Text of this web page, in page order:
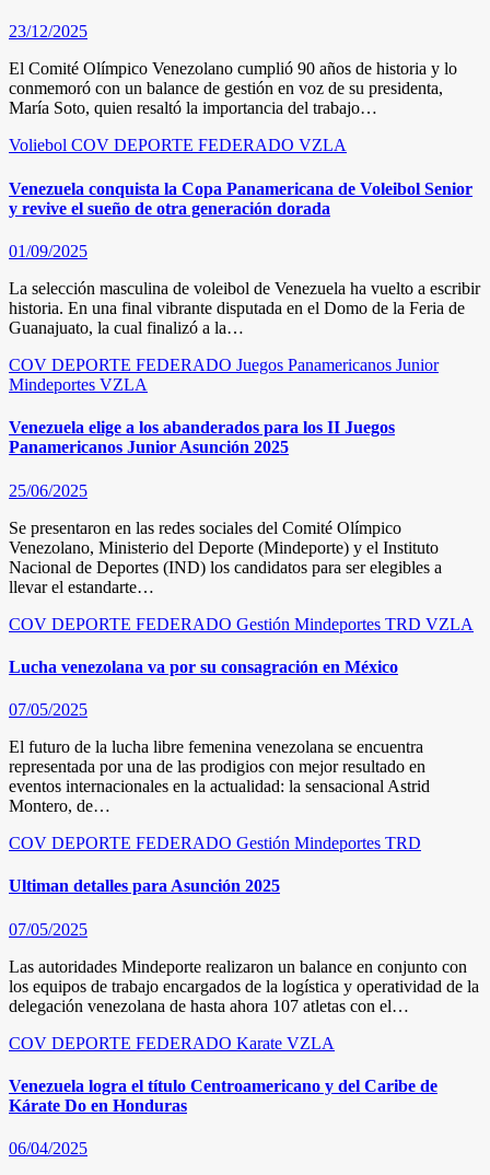
23/12/2025
El Comité Olímpico Venezolano cumplió 90 años de historia y lo
conmemoró con un balance de gestión en voz de su presidenta,
María Soto, quien resaltó la importancia del trabajo…
Voliebol COV DEPORTE FEDERADO VZLA
Venezuela conquista la Copa Panamericana de Voleibol Senior
y revive el sueño de otra generación dorada
01/09/2025
La selección masculina de voleibol de Venezuela ha vuelto a escribir
historia. En una final vibrante disputada en el Domo de la Feria de
Guanajuato, la cual finalizó a la…
COV DEPORTE FEDERADO Juegos Panamericanos Junior
Mindeportes VZLA
Venezuela elige a los abanderados para los II Juegos
Panamericanos Junior Asunción 2025
25/06/2025
Se presentaron en las redes sociales del Comité Olímpico
Venezolano, Ministerio del Deporte (Mindeporte) y el Instituto
Nacional de Deportes (IND) los candidatos para ser elegibles a
llevar el estandarte…
COV DEPORTE FEDERADO Gestión Mindeportes TRD VZLA
Lucha venezolana va por su consagración en México
07/05/2025
El futuro de la lucha libre femenina venezolana se encuentra
representada por una de las prodigios con mejor resultado en
eventos internacionales en la actualidad: la sensacional Astrid
Montero, de…
COV DEPORTE FEDERADO Gestión Mindeportes TRD
Ultiman detalles para Asunción 2025
07/05/2025
Las autoridades Mindeporte realizaron un balance en conjunto con
los equipos de trabajo encargados de la logística y operatividad de la
delegación venezolana de hasta ahora 107 atletas con el…
COV DEPORTE FEDERADO Karate VZLA
Venezuela logra el título Centroamericano y del Caribe de
Kárate Do en Honduras
06/04/2025